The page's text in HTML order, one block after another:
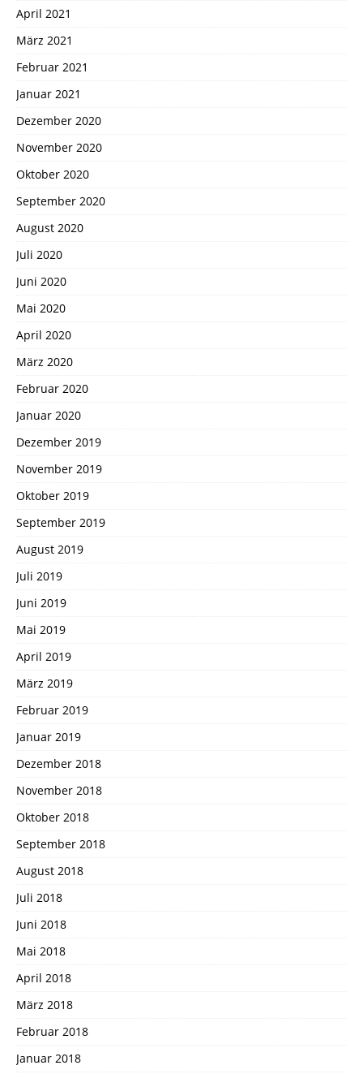
April 2021
März 2021
Februar 2021
Januar 2021
Dezember 2020
November 2020
Oktober 2020
September 2020
August 2020
Juli 2020
Juni 2020
Mai 2020
April 2020
März 2020
Februar 2020
Januar 2020
Dezember 2019
November 2019
Oktober 2019
September 2019
August 2019
Juli 2019
Juni 2019
Mai 2019
April 2019
März 2019
Februar 2019
Januar 2019
Dezember 2018
November 2018
Oktober 2018
September 2018
August 2018
Juli 2018
Juni 2018
Mai 2018
April 2018
März 2018
Februar 2018
Januar 2018